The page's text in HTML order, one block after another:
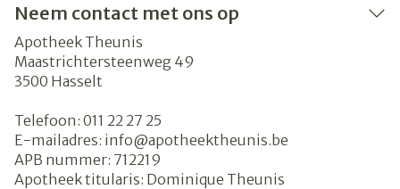
Neem contact met ons op
Apotheek Theunis
Maastrichtersteenweg 49
3500 Hasselt
Telefoon: 011 22 27 25
E-mailadres: info@apotheektheunis.be
APB nummer: 712219
Apotheek titularis: Dominique Theunis